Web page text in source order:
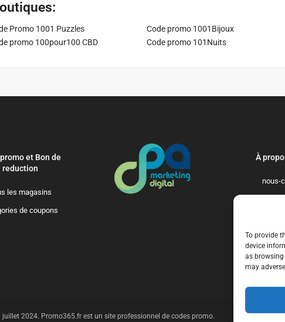
To provide
device
as
may
Promo 1001 Puzzles
Code promo 1001Bijoux
promo 100pour100 CBD Code promo 101Nuits
et Bon de
reduction
les magasins
de coupons
À
nous-
2024. Promo365.fr est un site professionnel de codes promo.